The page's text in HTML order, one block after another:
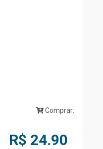
Comprar:
R$ 24.90